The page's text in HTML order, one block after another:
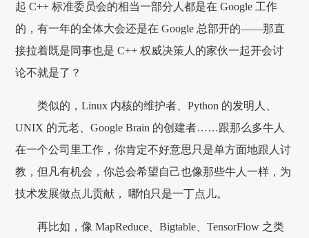
起 C++ 标准委员会的相当一部分人都是在 Google 工作
的，有一年的全体大会还是在 Google 总部开的——那直
接拉着既是同事也是 C++ 权威决策人的家伙一起开会讨
论不就是了？
类似的，Linux 内核的维护者、Python 的发明人、
UNIX 的元老、Google Brain 的创建者……跟那么多牛人
在一个公司里工作，你肯定不好意思只是单方面地跟人讨
教，但凡有机会，你总会希望自己也像那些牛人一样，为
技术发展做点儿贡献， 哪怕只是一丁点儿。
再比如，像 MapReduce、Bigtable、TensorFlow 之类